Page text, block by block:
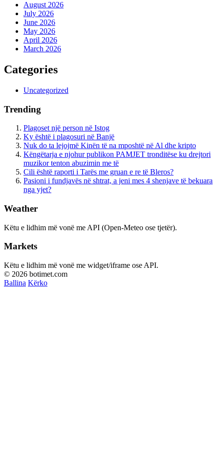
August 2026
July 2026
June 2026
May 2026
April 2026
March 2026
Categories
Uncategorized
Trending
Plagoset një person në Istog
Ky është i plagosuri në Banjë
Nuk do ta lejojmë Kinën të na mposhtë në Al dhe kripto
Këngëtarja e njohur publikon PAMJET tronditëse ku drejtori
muzikor tenton abuzimin me të
Cili është raporti i Tarës me gruan e re të Bleros?
Pasioni i fundjavës në shtrat, a jeni mes 4 shenjave të bekuara
nga yjet?
Weather
Këtu e lidhim më vonë me API (Open-Meteo ose tjetër).
Markets
Këtu e lidhim më vonë me widget/iframe ose API.
© 2026 botimet.com
Ballina Kërko